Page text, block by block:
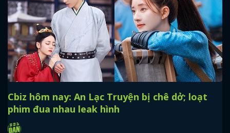
Cbiz hôm nay: An Lạc Truyện bị chê dở; loạt
phim đua nhau leak hình